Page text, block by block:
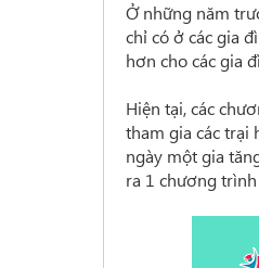
Ở những năm
chỉ có ở các gia
hơn cho các gia
Hiện tại, các
tham gia các trại
ngày một gia
ra 1 chương